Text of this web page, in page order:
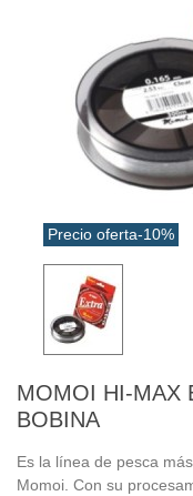
Precio oferta-10%
MOMOI HI-MAX
BOBINA
Es la línea de pesca
Momoi. Con su